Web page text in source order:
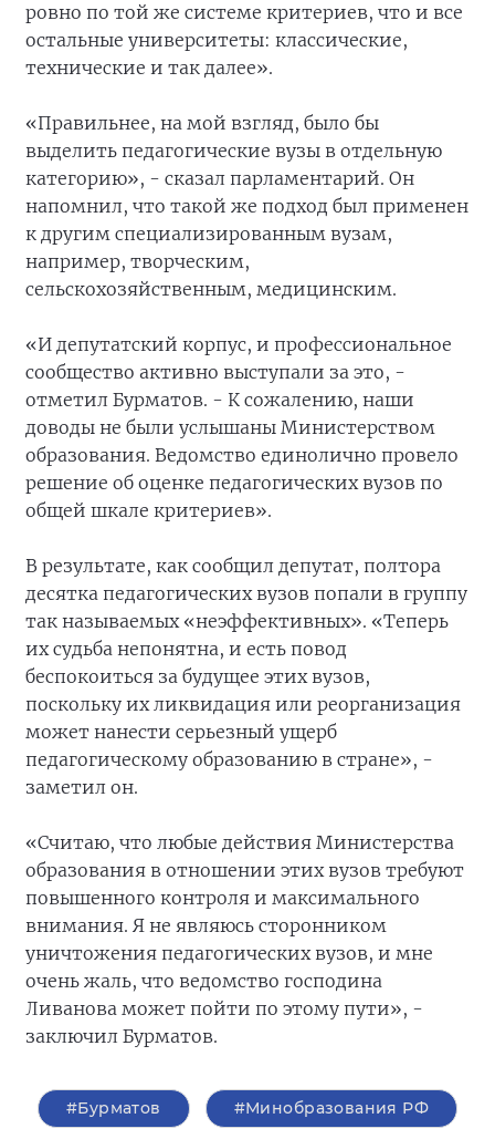
ровно по той же системе критериев, что и все
остальные университеты: классические,
технические и так далее».
«Правильнее, на мой взгляд, было бы
выделить педагогические вузы в отдельную
категорию», - сказал парламентарий. Он
напомнил, что такой же подход был применен
к другим специализированным вузам,
например, творческим,
сельскохозяйственным, медицинским.
«И депутатский корпус, и профессиональное
сообщество активно выступали за это, -
отметил Бурматов. - К сожалению, наши
доводы не были услышаны Министерством
образования. Ведомство единолично провело
решение об оценке педагогических вузов по
общей шкале критериев».
В результате, как сообщил депутат, полтора
десятка педагогических вузов попали в группу
так называемых «неэффективных». «Теперь
их судьба непонятна, и есть повод
беспокоиться за будущее этих вузов,
поскольку их ликвидация или реорганизация
может нанести серьезный ущерб
педагогическому образованию в стране», -
заметил он.
«Считаю, что любые действия Министерства
образования в отношении этих вузов требуют
повышенного контроля и максимального
внимания. Я не являюсь сторонником
уничтожения педагогических вузов, и мне
очень жаль, что ведомство господина
Ливанова может пойти по этому пути», -
заключил Бурматов.
#Бурматов #Минобразования РФ